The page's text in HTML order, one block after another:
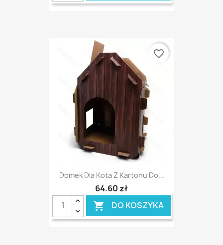
Domek Dla Kota Z Kartonu Do...
64,60 zł
 DO KOSZYKA
favorite_border